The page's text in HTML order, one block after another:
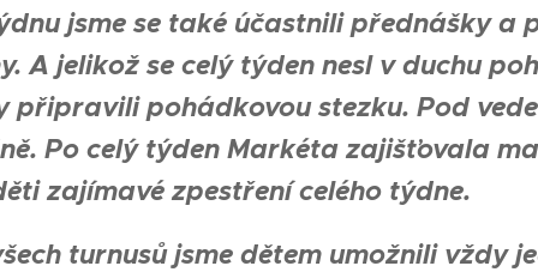
jsme se také účastnili přednášky a
A jelikož se celý týden nesl v duchu
připravili pohádkovou stezku. Pod
Po celý týden Markéta zajišťovala
zajímavé zpestření celého týdne.
turnusů jsme dětem umožnili vždy